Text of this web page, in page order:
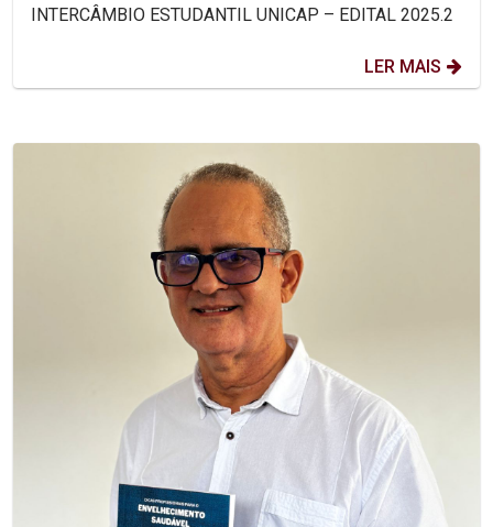
INTERCÂMBIO ESTUDANTIL UNICAP – EDITAL 2025.2
LER MAIS